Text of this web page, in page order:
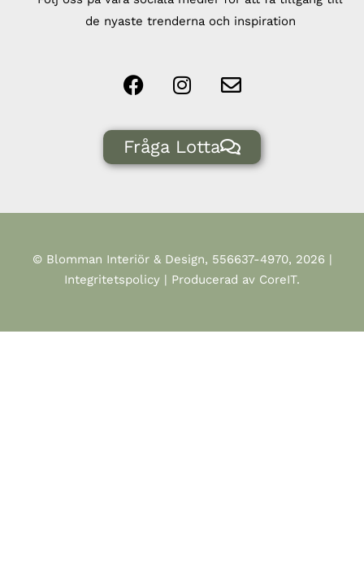
de nyaste trenderna och inspiration
Fråga Lotta
© Blomman Interiör & Design, 556637-4970, 2026 |
Integritetspolicy | Producerad av CoreIT.